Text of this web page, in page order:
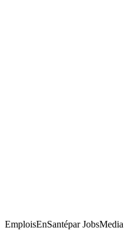
EmploisEnSantépar JobsMedia